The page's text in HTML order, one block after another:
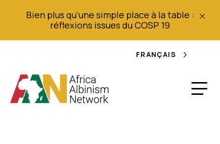
Bien plus qu'une simple place à la table :
réflexions issues du COSP 19
FRANÇAIS